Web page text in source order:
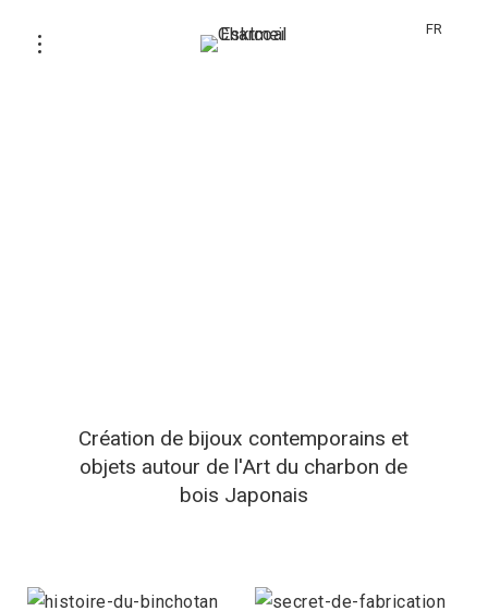
FR
Création de bijoux contemporains et
objets autour de l'Art du charbon de
bois Japonais